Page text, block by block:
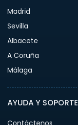
Madrid
Sevilla
Albacete
A Coruña
Málaga
AYUDA Y SOPORTE
Contáctenos